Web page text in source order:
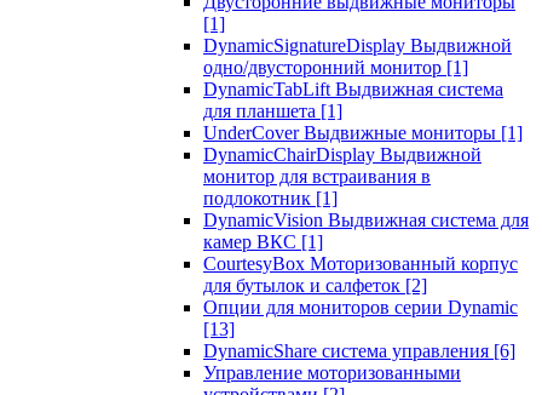
[1]
DynamicSignatureDisplay Выдвижной
одно/двусторонний монитор [1]
DynamicTabLift Выдвижная система
для планшета [1]
UnderCover Выдвижные мониторы [1]
DynamicChairDisplay Выдвижной
монитор для встраивания в
подлокотник [1]
DynamicVision Выдвижная система для
камер ВКС [1]
CourtesyBox Моторизованный корпус
для бутылок и салфеток [2]
Опции для мониторов серии Dynamic
[13]
DynamicShare система управления [6]
Управление моторизованными